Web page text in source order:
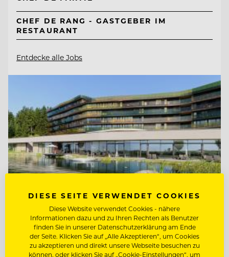
CHEF DE RANG - GASTGEBER IM
RESTAURANT
Entdecke alle Jobs
TOP ARBEITGEBER
Hotel AVIVA****s make friends
DIESE SEITE VERWENDET COOKIES
Diese Website verwendet Cookies - nähere
Informationen dazu und zu Ihren Rechten als Benutzer
finden Sie in unserer Datenschutzerklärung am Ende
der Seite. Klicken Sie auf „Alle Akzeptieren“, um Cookies
zu akzeptieren und direkt unsere Webseite besuchen zu
können, oder klicken Sie auf „Cookie-Einstellungen“, um